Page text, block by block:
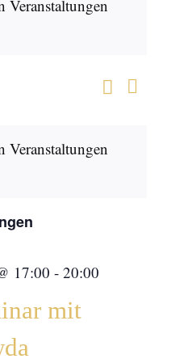
Veranstaltungen
Suche
SucheMonat
Veranstaltungen
17:00 - 20:00
mit